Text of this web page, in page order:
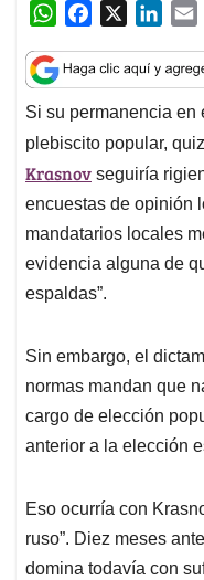
W
a
t
s
A
p
p
c
e
b
o
o
k
n
k
e
d
I
n
i
l
Si su permanencia en
plebiscito popular,
Krasnov seguiría
encuestas de opinión
mandatarios locales
evidencia alguna de
espaldas”.
Sin embargo, el
normas mandan que
cargo de elección
anterior a la elección
Eso ocurría con
ruso”. Diez meses
domina todavía con